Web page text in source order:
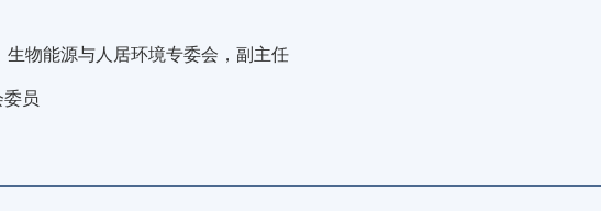
生物能源与人居环境专委会，副主任
委员